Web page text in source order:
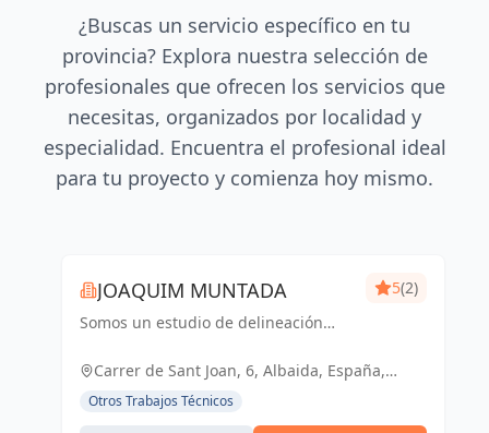
¿Buscas un servicio específico en tu
provincia? Explora nuestra selección de
profesionales que ofrecen los servicios que
necesitas, organizados por localidad y
especialidad. Encuentra el profesional ideal
para tu proyecto y comienza hoy mismo.
JOAQUIM MUNTADA
Somos un estudio de delineación
básicos, de ejecución, licencias de
industrial, diseño 3D de p...
5(2)
Carrer de Sant Joan, 6, Albaida, España,
España
Otros Trabajos Técnicos